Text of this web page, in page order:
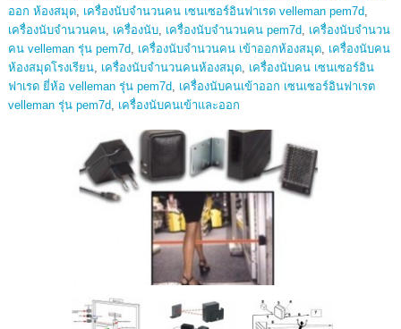
ออก ห้องสมุด, เครื่องนับจำนวนคน เซนเซอร์อินฟาเรด velleman pem7d,
เครื่องนับจำนวนคน, เครื่องนับ, เครื่องนับจำนวนคน pem7d, เครื่องนับจำนวน
คน velleman รุ่น pem7d, เครื่องนับจำนวนคน เข้าออกห้องสมุด, เครื่องนับคน
ห้องสมุดโรงเรียน, เครื่องนับจำนวนคนห้องสมุด, เครื่องนับคน เซนเซอร์อิน
ฟาเรด ยี่ห้อ velleman รุ่น pem7d, เครื่องนับคนเข้าออก เซนเซอร์อินฟาเรต
velleman รุ่น pem7d, เครื่องนับคนเข้าและออก